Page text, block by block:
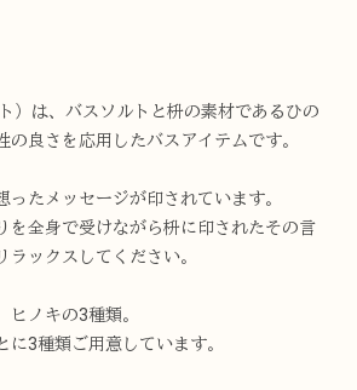
）は、バスソルトと枡の素材であるひの
の良さを応用したバスアイテムです。
ったメッセージが印されています。
を全身で受けながら枡に印されたその言
ックスしてください。
ヒノキの3種類。
に3種類ご用意しています。